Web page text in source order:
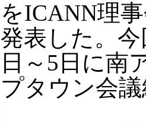
をICANN理
発表した。
日～5日に南
プタウン会